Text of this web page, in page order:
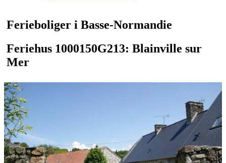
Ferieboliger i Basse-Normandie
Feriehus 1000150G213: Blainville sur
Mer